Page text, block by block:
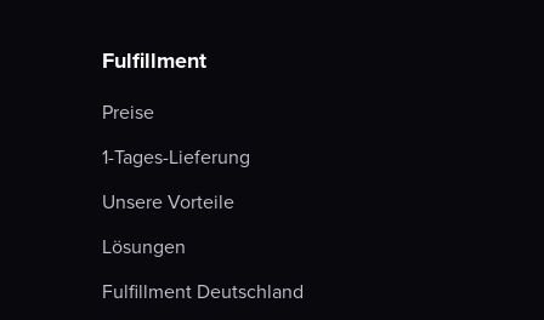
Fulfillment
Preise
1-Tages-Lieferung
Unsere Vorteile
Lösungen
Fulfillment Deutschland